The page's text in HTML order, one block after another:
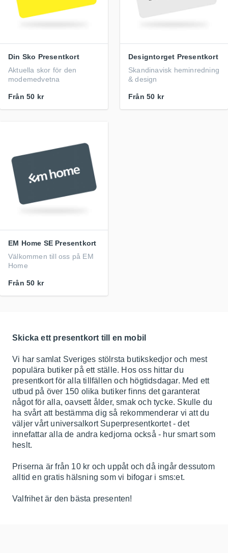
Din Sko Presentkort
Aktuella skor för den
modemedvetna
Från 50 kr
Designtorget Presentkort
Skandinavisk heminredning
& design
Från 50 kr
EM Home SE Presentkort
Välkommen till oss på EM
Home
Från 50 kr
Skicka ett presentkort till en mobil
Vi har samlat Sveriges stölrsta butikskedjor och mest
populära butiker på ett ställe. Hos oss hittar du
presentkort för alla tillfällen och högtidsdagar. Med ett
utbud på över 150 olika butiker finns det garanterat
något för alla, oavsett ålder, smak och tycke. Skulle du
ha svårt att bestämma dig så rekommenderar vi att du
väljer vårt universalkort Superpresentkortet - det
innefattar alla de andra kedjorna också - hur smart som
heslt.
Priserna är från 10 kr och uppåt och då ingår dessutom
alltid en gratis hälsning som vi bifogar i sms:et.
Valfrihet är den bästa presenten!